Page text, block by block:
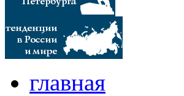
главная